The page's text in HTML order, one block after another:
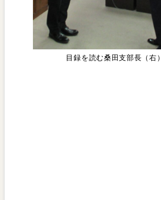
目録を読む桑田支部長（右）